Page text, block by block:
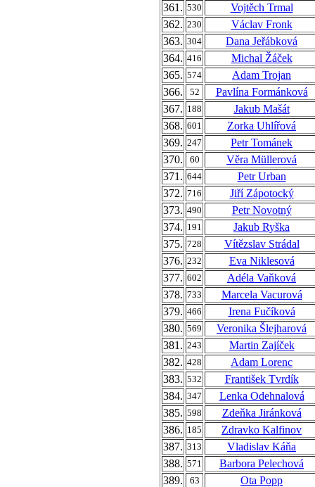
361. 530
Vojtěch Trmal
362. 230
Václav Fronk
363. 304
Dana Jeřábková
364. 416
Michal Žáček
365. 574
Adam Trojan
366.
52
Pavlína Formánková
367. 188
Jakub Mašát
368. 601
Zorka Uhlířová
369. 247
Petr Tománek
370.
60
Věra Müllerová
371. 644
Petr Urban
372. 716
Jiří Zápotocký
373. 490
Petr Novotný
374. 191
Jakub Ryška
375. 728
Vítězslav Strádal
376. 232
Eva Niklesová
377. 602
Adéla Vaňková
378. 733
Marcela Vacurová
379. 466
Irena Fučíková
380. 569
Veronika Šlejharová
381. 243
Martin Zajíček
382. 428
Adam Lorenc
383. 532
František Tvrdík
384. 347
Lenka Odehnalová
385. 598
Zdeňka Jiránková
386. 185
Zdravko Kalfinov
387. 313
Vladislav Káňa
388. 571
Barbora Pelechová
389.
63
Ota Popp